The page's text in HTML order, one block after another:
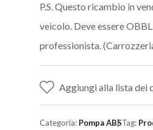
P.S. Questo ricambio in
veicolo. Deve essere
professionista.
Aggiungi alla lista dei
Categoria: Pompa ABSTag: